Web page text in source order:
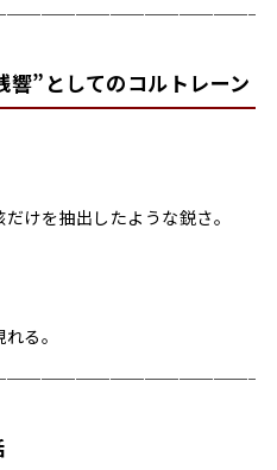
”としてのコルトレーン
けを抽出したような鋭さ。
る。